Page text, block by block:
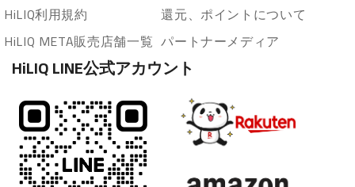
HiLIQ利用規約
HiLIQ META販売店舗一覧
還元、ポイントについて
パートナーメディア
HiLIQ LINE公式アカウント